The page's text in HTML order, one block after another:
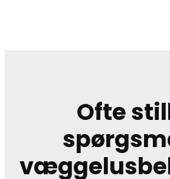
Ofte